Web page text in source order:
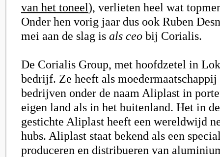
van het toneel), verlieten heel wat
Onder hen vorig jaar dus ook Ruben
mei aan de slag is als ceo bij Corialis.
De Corialis Group, met hoofdzetel in
bedrijf. Ze heeft als
bedrijven onder de naam Aliplast in
eigen land als in het buitenland. Het in
gestichte Aliplast heeft een wereldwijd
hubs. Aliplast staat bekend als een
produceren en distribueren van